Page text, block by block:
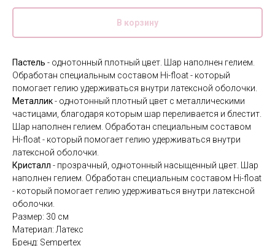
В корзину
Пастель - однотонный плотный цвет. Шар наполнен гелием.
Обработан специальным составом Hi-float - который
помогает гелию удерживаться внутри латексной оболочки.
Металлик- однотонный плотный цвет с металлическими
частицами, благодаря которым шар переливается и блестит.
Шар наполнен гелием. Обработан специальным составом
Hi-float - который помогает гелию удерживаться внутри
латексной оболочки.
Кристалл - прозрачный, однотонный насыщенный цвет. Шар
наполнен гелием. Обработан специальным составом Hi-float
- который помогает гелию удерживаться внутри латексной
оболочки.
Размер: 30 см
Материал: Латекс
Бренд: Sempertex